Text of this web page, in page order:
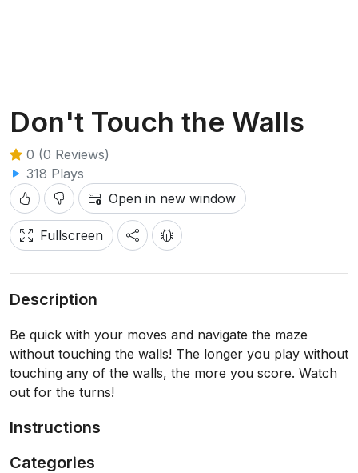
Don't Touch the Walls
0 (0 Reviews)
318 Plays
Open in new window
Fullscreen
Description
Be quick with your moves and navigate the maze
without touching the walls! The longer you play without
touching any of the walls, the more you score. Watch
out for the turns!
Instructions
Categories